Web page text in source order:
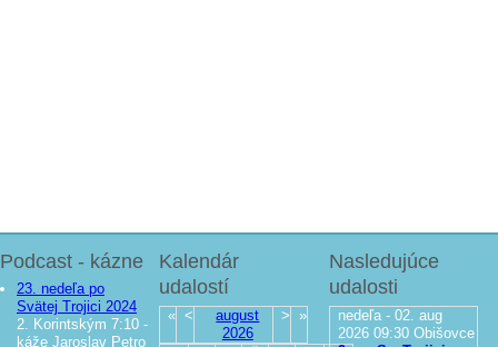
Podcast - kázne
23. nedeľa po
Svätej Trojici 2024
2. Korintským 7:10 -
káže Jaroslav Petro
Kalendár
udalostí
« <
august
2026
> »
Nasledujúce
udalosti
nedeľa - 02. aug
2026 09:30 Obišovce